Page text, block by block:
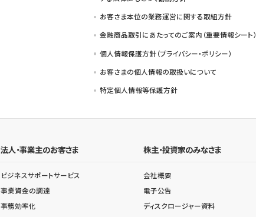
お客さま本位の業務運営に関する取組方針
金融商品取引にあたってのご案内（重要情報シート）
個人情報保護方針（プライバシー・ポリシー）
お客さまの個人情報の取扱いについて
特定個人情報等保護方針
法人・事業主のお客さま
ビジネスサポートサービス
事業資金の調達
事務効率化
株主・投資家のみなさま
会社概要
電子公告
ディスクロージャー資料